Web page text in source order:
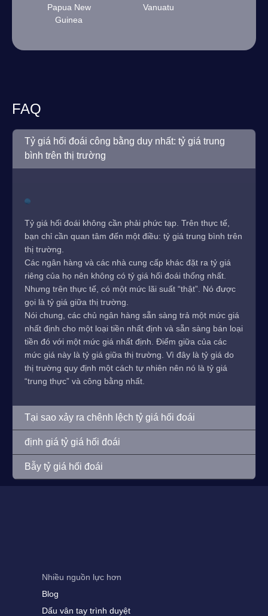
Papua New
Guinea
Vanuatu
FAQ
Tỷ giá hối đoái công bằng duy nhất: tỷ giá trung
bình trên thị trường
Tỷ giá hối đoái không cần phải phức tạp. Trên thực tế,
bạn chỉ cần quan tâm đến một điều: tỷ giá trung bình trên
thị trường.
Các ngân hàng và các nhà cung cấp khác đặt ra tỷ giá
riêng của họ nên không có tỷ giá hối đoái thống nhất.
Nhưng trên thực tế, có một mức lãi suất “thật”. Nó được
gọi là tỷ giá giữa thị trường.
Nói chung, các chủ ngân hàng sẵn sàng trả một mức giá
nhất định cho một loại tiền nhất định và sẵn sàng bán loại
tiền đó với một mức giá nhất định. Điểm giữa của các
mức giá này là tỷ giá giữa thị trường. Vì đây là tỷ giá do
thị trường quy định một cách tự nhiên nên nó là tỷ giá
“trung thực” và công bằng nhất.
Tại sao xảy ra chênh lệch tỷ giá hối đoái
định giá tỷ giá hối đoái
Bẫy tỷ giá hối đoái
Nhiều nguồn lực hơn
Blog
Dấu vân tay trình duyệt